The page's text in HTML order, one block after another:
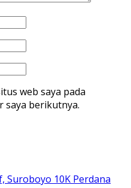
web saya pada
saya berikutnya.